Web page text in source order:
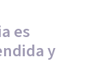
es
y